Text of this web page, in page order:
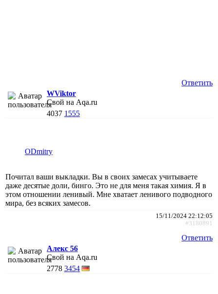
Ответить
WViktor
Свой на Aqa.ru
4037 1555
ODmitry
Почитал ваши выкладки. Вы в своих замесах учитываете
даже десятые доли, бинго. Это не для меня такая химия. Я в
этом отношении ленивый. Мне хватает ленивого подводного
мира, без всяких замесов.
15/11/2024 22:12:05
#3180891
Ответить
Алекс 56
Свой на Aqa.ru
2778 3454